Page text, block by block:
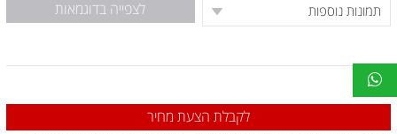
לצפייה בדוגמאות
לקבלת הצעת מחיר